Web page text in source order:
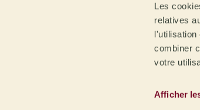
Les
relatives
l'utilisation
combiner
votre
Afficher
+86 puntos
Les cafés de la gamme Constellations
Terra pour développer la production
de lavage porte le nom d’une étoile,